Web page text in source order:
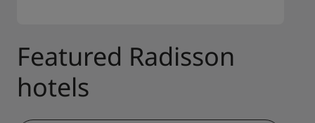
Featured Radisson
hotels